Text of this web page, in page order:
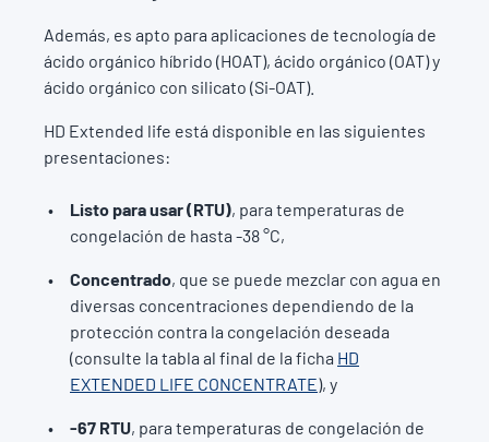
Además, es apto para aplicaciones de tecnología de
ácido orgánico híbrido (HOAT), ácido orgánico (OAT) y
ácido orgánico con silicato (Si-OAT).
HD Extended life está disponible en las siguientes
presentaciones:
Listo para usar (RTU), para temperaturas de
congelación de hasta -38 °C,
Concentrado, que se puede mezclar con agua en
diversas concentraciones dependiendo de la
protección contra la congelación deseada
(consulte la tabla al final de la ficha HD
EXTENDED LIFE CONCENTRATE), y
-67 RTU, para temperaturas de congelación de